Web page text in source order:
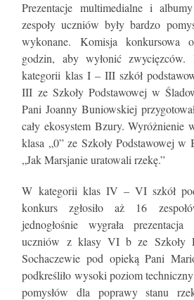
Prezentacje multimedialne i
zespoły uczniów były bardzo
wykonane. Komisja konkursowa
godzin, aby wyłonić
kategorii klas I – III szkół
III ze Szkoły Podstawowej w
Pani Joanny Buniowskiej
cały ekosystem Bzury. Wyróżnienie
klasa „0” ze Szkoły Podstawowej w
„Jak Marsjanie uratowali rzekę.”
W kategorii klas IV – VI szkół
konkurs zgłosiło aż 16
jednogłośnie wygrała
uczniów z klasy VI b ze Szkoły
Sochaczewie pod opieką Pani
podkreśliło wysoki poziom
pomysłów dla poprawy stanu